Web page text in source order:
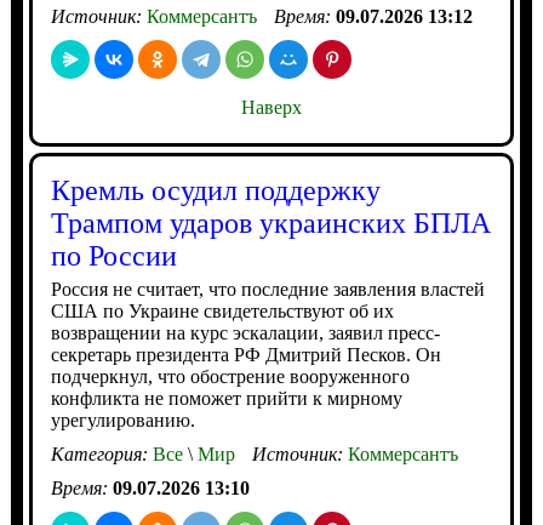
Источник: Коммерсантъ Время: 09.07.2026 13:12
Наверх
Кремль осудил поддержку
Трампом ударов украинских БПЛА
по России
Россия не считает, что последние заявления властей
США по Украине свидетельствуют об их
возвращении на курс эскалации, заявил пресс-
секретарь президента РФ Дмитрий Песков. Он
подчеркнул, что обострение вооруженного
конфликта не поможет прийти к мирному
урегулированию.
Категория: Все\Мир Источник: Коммерсантъ
Время: 09.07.2026 13:10